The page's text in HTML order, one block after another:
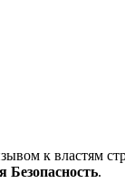
к властям
Безопасность.